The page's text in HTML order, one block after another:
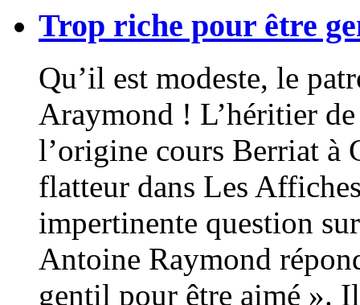
Trop riche pour être
Qu’il est modeste, le
Araymond ! L’héritier
l’origine cours Berriat à
flatteur dans Les
impertinente question
Antoine Raymond
gentil pour être aimé ».